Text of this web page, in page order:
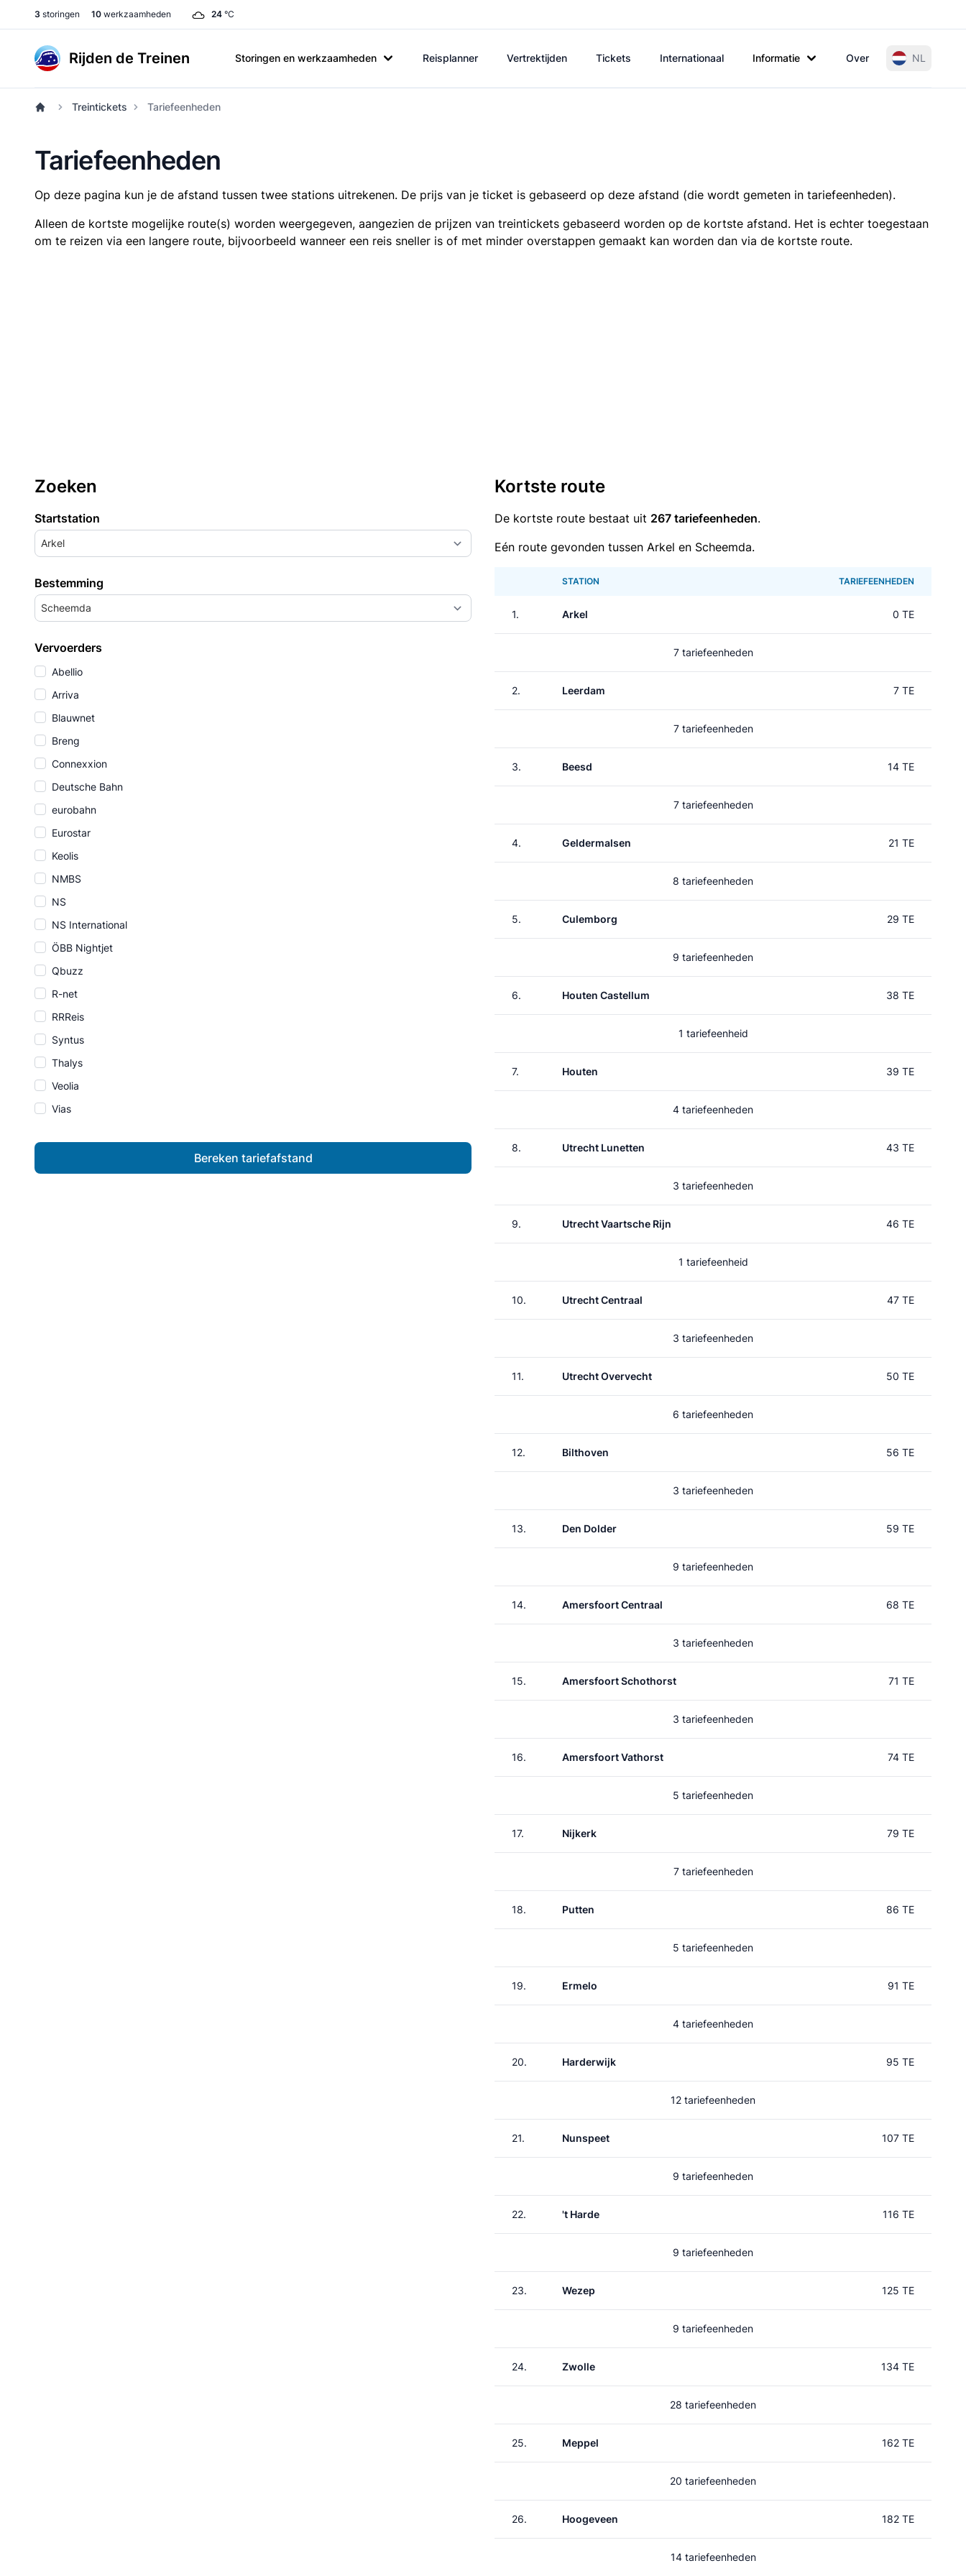
3 storingen 10 werkzaamheden 24 °C
Rijden de Treinen Storingen en werkzaamheden Reisplanner Vertrektijden Tickets Internationaal Informatie Over NL
Treintickets Tariefeenheden
Tariefeenheden
Op deze pagina kun je de afstand tussen twee stations uitrekenen. De prijs van je ticket is gebaseerd op deze afstand (die wordt gemeten in tariefeenheden).
Alleen de kortste mogelijke route(s) worden weergegeven, aangezien de prijzen van treintickets gebaseerd worden op de kortste afstand. Het is echter toegestaan
om te reizen via een langere route, bijvoorbeeld wanneer een reis sneller is of met minder overstappen gemaakt kan worden dan via de kortste route.
Zoeken
Startstation
Arkel
Bestemming
Scheemda
Vervoerders
Abellio
Arriva
Blauwnet
Breng
Connexxion
Deutsche Bahn
eurobahn
Eurostar
Keolis
NMBS
NS
NS International
ÖBB Nightjet
Qbuzz
R-net
RRReis
Syntus
Thalys
Veolia
Vias
Bereken tariefafstand
Kortste route
De kortste route bestaat uit 267 tariefeenheden.
Eén route gevonden tussen Arkel en Scheemda.
STATION TARIEFEENHEDEN
1. Arkel 0 TE
7 tariefeenheden
2. Leerdam 7 TE
7 tariefeenheden
3. Beesd 14 TE
7 tariefeenheden
4. Geldermalsen 21 TE
8 tariefeenheden
5. Culemborg 29 TE
9 tariefeenheden
6. Houten Castellum 38 TE
1 tariefeenheid
7. Houten 39 TE
4 tariefeenheden
8. Utrecht Lunetten 43 TE
3 tariefeenheden
9. Utrecht Vaartsche Rijn 46 TE
1 tariefeenheid
10. Utrecht Centraal 47 TE
3 tariefeenheden
11. Utrecht Overvecht 50 TE
6 tariefeenheden
12. Bilthoven 56 TE
3 tariefeenheden
13. Den Dolder 59 TE
9 tariefeenheden
14. Amersfoort Centraal 68 TE
3 tariefeenheden
15. Amersfoort Schothorst 71 TE
3 tariefeenheden
16. Amersfoort Vathorst 74 TE
5 tariefeenheden
17. Nijkerk 79 TE
7 tariefeenheden
18. Putten 86 TE
5 tariefeenheden
19. Ermelo 91 TE
4 tariefeenheden
20. Harderwijk 95 TE
12 tariefeenheden
21. Nunspeet 107 TE
9 tariefeenheden
22. 't Harde 116 TE
9 tariefeenheden
23. Wezep 125 TE
9 tariefeenheden
24. Zwolle 134 TE
28 tariefeenheden
25. Meppel 162 TE
20 tariefeenheden
26. Hoogeveen 182 TE
14 tariefeenheden